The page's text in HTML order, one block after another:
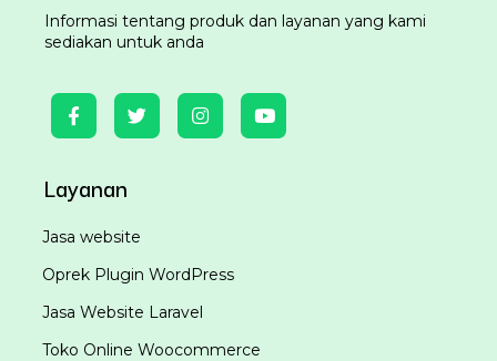
Informasi tentang produk dan layanan yang kami
sediakan untuk anda
Layanan
Jasa website
Oprek Plugin WordPress
Jasa Website Laravel
Toko Online Woocommerce